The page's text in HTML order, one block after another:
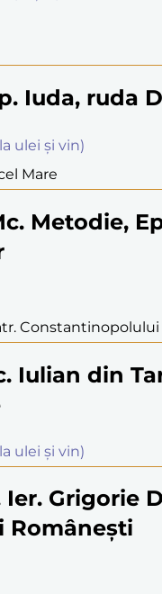
Iuda, ruda
ulei şi vin)
Mare
Metodie,
Constantinopolului
Iulian din
ulei şi vin)
Ier. Grigorie
Româneşti